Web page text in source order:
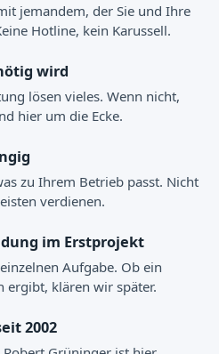
jemandem, der Sie und Ihre
Hotline, kein Karussell.
wird
lösen vieles. Wenn nicht,
hier um die Ecke.
zu Ihrem Betrieb passt. Nicht
verdienen.
im Erstprojekt
Aufgabe. Ob ein
ergibt, klären wir später.
2002